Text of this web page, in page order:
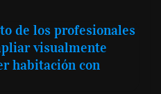
de los profesionales
visualmente
habitación con